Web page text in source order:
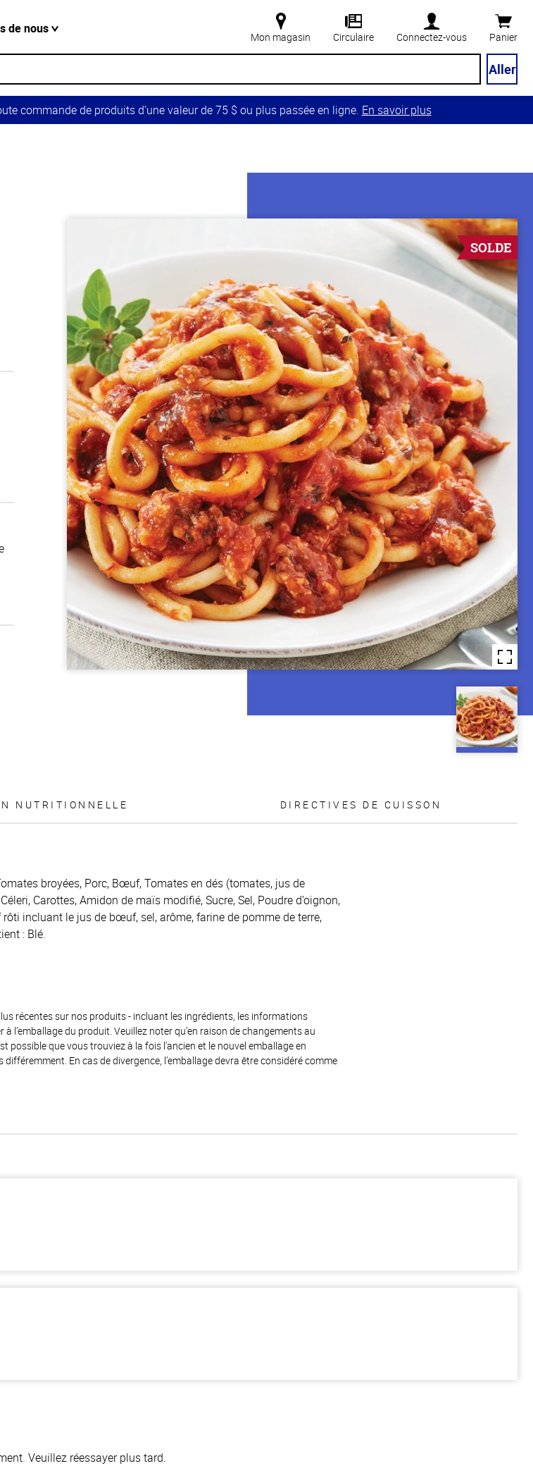
de nous
Mon magasin Circulaire Connectez-vous Panier
Aller
commande de produits d’une valeur de 75 $ ou plus passée en ligne. En savoir plus
SOLDE
NUTRITIONNELLE DIRECTIVES DE CUISSON
broyées, Porc, Bœuf, Tomates en dés (tomates, jus de
Carottes, Amidon de maïs modifié, Sucre, Sel, Poudre d’oignon,
incluant le jus de bœuf, sel, arôme, farine de pomme de terre,
: Blé.
récentes sur nos produits - incluant les ingrédients, les informations
l’emballage du produit. Veuillez noter qu’en raison de changements au
possible que vous trouviez à la fois l’ancien et le nouvel emballage en
En cas de divergence, l’emballage devra être considéré comme
Veuillez réessayer plus tard.